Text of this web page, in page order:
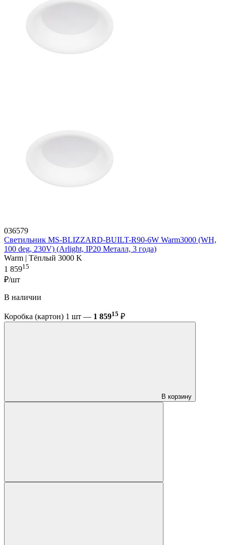
036579
Светильник MS-BLIZZARD-BUILT-R90-6W Warm3000 (WH,
100 deg, 230V) (Arlight, IP20 Металл, 3 года)
Warm | Тёплый 3000 K
1 85915
₽/шт
В наличии
Коробка (картон) 1 шт — 1 85915 ₽
В корзину